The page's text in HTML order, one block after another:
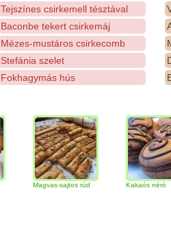
Tejszínes csirkemell tésztával
Baconbe tekert csirkemáj
Mézes-mustáros csirkecomb
Stefánia szelet
Fokhagymás hús
Magvas-sajtos rúd Kakaós néró